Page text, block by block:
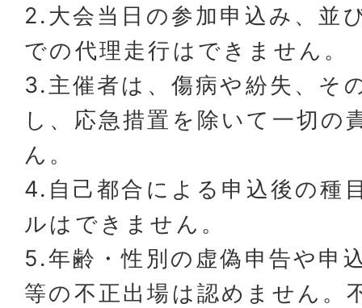
2.大会当日の参加申込み、並
での代理走行はできません。
3.主催者は、傷病や紛失、そ
し、応急措置を除いて一切の
ん。
4.自己都合による申込後の種
ルはできません。
5.年齢・性別の虚偽申告や申
等の不正出場は認めません。